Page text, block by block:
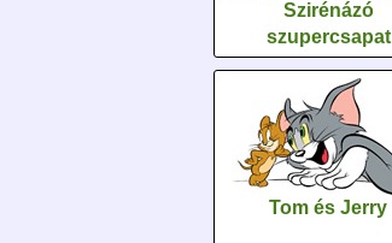
Szirénázó
szupercsapat
Tom és Jerry